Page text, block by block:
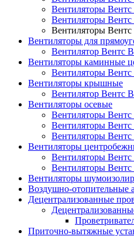
Вентиляторы
Вентиляторы
Вентиляторы
Вентиляторы для
Вентилятор Вентс
Вентиляторы каминные
Вентиляторы
Вентиляторы крышные
Вентилятор Вентс
Вентиляторы осевые
Вентиляторы
Вентиляторы
Вентиляторы
Вентиляторы
Вентиляторы
Вентиляторы
Вентиляторы
Воздушно-отопительные
Децентрализованные
Приточно-вытяжные